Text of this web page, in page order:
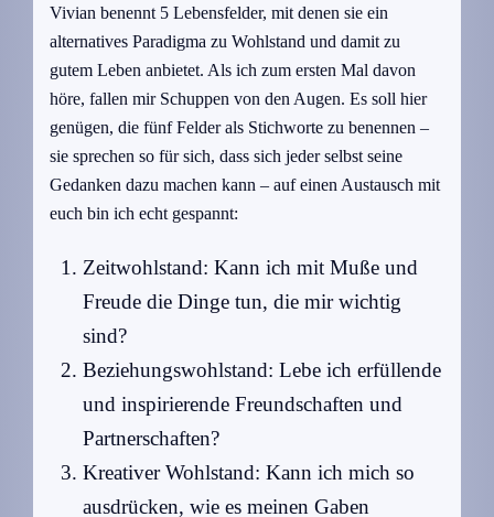
Vivian benennt 5 Lebensfelder, mit denen sie ein
alternatives Paradigma zu Wohlstand und damit zu
gutem Leben anbietet. Als ich zum ersten Mal davon
höre, fallen mir Schuppen von den Augen. Es soll hier
genügen, die fünf Felder als Stichworte zu benennen –
sie sprechen so für sich, dass sich jeder selbst seine
Gedanken dazu machen kann – auf einen Austausch mit
euch bin ich echt gespannt:
Zeitwohlstand: Kann ich mit Muße und
Freude die Dinge tun, die mir wichtig
sind?
Beziehungswohlstand: Lebe ich erfüllende
und inspirierende Freundschaften und
Partnerschaften?
Kreativer Wohlstand: Kann ich mich so
ausdrücken, wie es meinen Gaben